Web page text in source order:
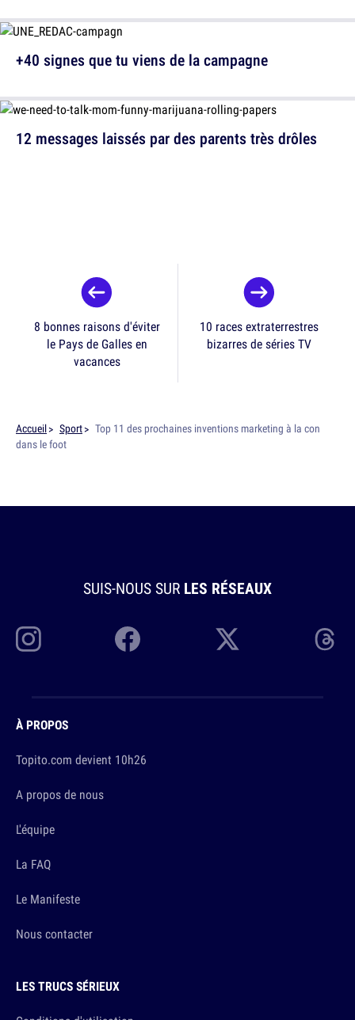
12 messages laissés par des parents très drôles
+40 signes que tu viens de la campagne
8 bonnes raisons d'éviter
le Pays de Galles en
vacances
10 races extraterrestres
bizarres de séries TV
Accueil Sport
Top 11 des prochaines inventions marketing à la con
dans le foot
SUIS-NOUS SUR LES RÉSEAUX
À PROPOS
Topito.com devient 10h26
A propos de nous
L'équipe
La FAQ
Le Manifeste
Nous contacter
LES TRUCS SÉRIEUX